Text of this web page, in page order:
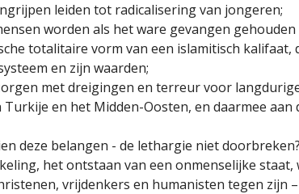
leiden tot radicalisering van jongeren;
worden als het ware gevangen
totalitaire vorm van een islamitisch kalifaat,
en zijn waarden;
met dreigingen en terreur voor
en het Midden-Oosten, en daarmee aan
deze belangen - de lethargie niet
het ontstaan van een onmenselijke staat,
vrijdenkers en humanisten tegen zijn